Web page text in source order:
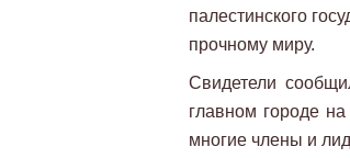
палестинского
прочному миру.
Свидетели
главном городе
многие члены и